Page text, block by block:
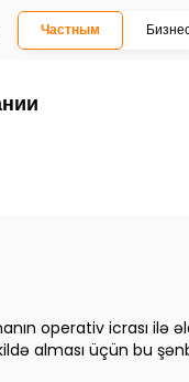
Частным
operativ icrası ilə
alması üçün bu